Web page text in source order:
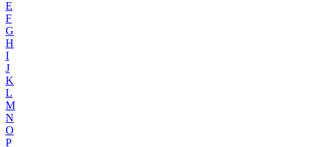
E
F
G
H
I
J
K
L
M
N
O
P